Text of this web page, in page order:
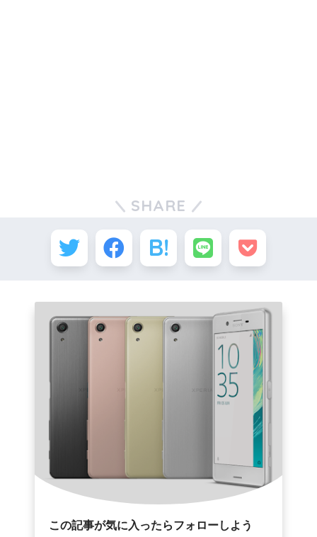
SHARE
この記事が気に入ったらフォローしよう